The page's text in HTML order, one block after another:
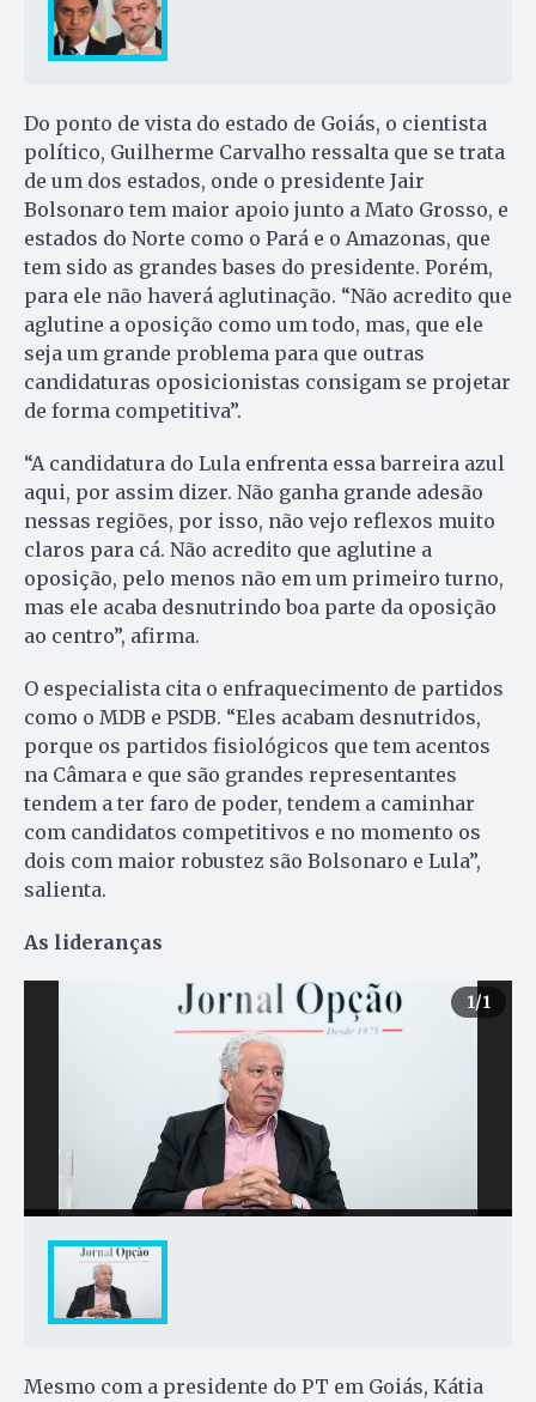
Do ponto de vista do estado de Goiás, o cientista
político, Guilherme Carvalho ressalta que se trata
de um dos estados, onde o presidente Jair
Bolsonaro tem maior apoio junto a Mato Grosso, e
estados do Norte como o Pará e o Amazonas, que
tem sido as grandes bases do presidente. Porém,
para ele não haverá aglutinação. “Não acredito que
aglutine a oposição como um todo, mas, que ele
seja um grande problema para que outras
candidaturas oposicionistas consigam se projetar
de forma competitiva”.
“A candidatura do Lula enfrenta essa barreira azul
aqui, por assim dizer. Não ganha grande adesão
nessas regiões, por isso, não vejo reflexos muito
claros para cá. Não acredito que aglutine a
oposição, pelo menos não em um primeiro turno,
mas ele acaba desnutrindo boa parte da oposição
ao centro”, afirma.
O especialista cita o enfraquecimento de partidos
como o MDB e PSDB. “Eles acabam desnutridos,
porque os partidos fisiológicos que tem acentos
na Câmara e que são grandes representantes
tendem a ter faro de poder, tendem a caminhar
com candidatos competitivos e no momento os
dois com maior robustez são Bolsonaro e Lula”,
salienta.
As lideranças
1/1
Mesmo com a presidente do PT em Goiás, Kátia